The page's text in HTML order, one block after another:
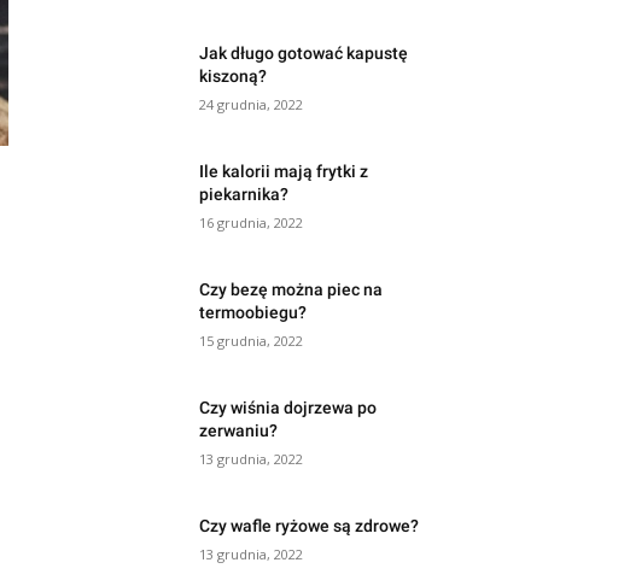
Jak długo gotować kapustę
kiszoną?
24 grudnia, 2022
Ile kalorii mają frytki z
piekarnika?
16 grudnia, 2022
Czy bezę można piec na
termoobiegu?
15 grudnia, 2022
Czy wiśnia dojrzewa po
zerwaniu?
13 grudnia, 2022
Czy wafle ryżowe są zdrowe?
13 grudnia, 2022